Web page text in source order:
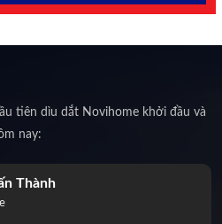
tiên dìu dắt Novihome khởi đầu và
nay:
Thành